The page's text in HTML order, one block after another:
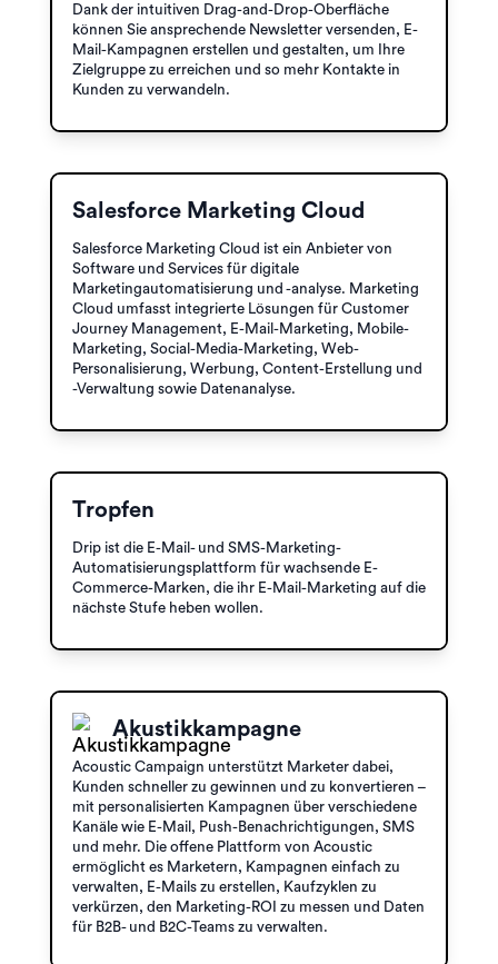
Dank der intuitiven Drag-and-Drop-Oberfläche
können Sie ansprechende Newsletter versenden, E-
Mail-Kampagnen erstellen und gestalten, um Ihre
Zielgruppe zu erreichen und so mehr Kontakte in
Kunden zu verwandeln.
Salesforce Marketing Cloud
Salesforce Marketing Cloud ist ein Anbieter von
Software und Services für digitale
Marketingautomatisierung und -analyse. Marketing
Cloud umfasst integrierte Lösungen für Customer
Journey Management, E-Mail-Marketing, Mobile-
Marketing, Social-Media-Marketing, Web-
Personalisierung, Werbung, Content-Erstellung und
-Verwaltung sowie Datenanalyse.
Tropfen
Drip ist die E-Mail- und SMS-Marketing-
Automatisierungsplattform für wachsende E-
Commerce-Marken, die ihr E-Mail-Marketing auf die
nächste Stufe heben wollen.
Akustikkampagne
Acoustic Campaign unterstützt Marketer dabei,
Kunden schneller zu gewinnen und zu konvertieren –
mit personalisierten Kampagnen über verschiedene
Kanäle wie E-Mail, Push-Benachrichtigungen, SMS
und mehr. Die offene Plattform von Acoustic
ermöglicht es Marketern, Kampagnen einfach zu
verwalten, E-Mails zu erstellen, Kaufzyklen zu
verkürzen, den Marketing-ROI zu messen und Daten
für B2B- und B2C-Teams zu verwalten.